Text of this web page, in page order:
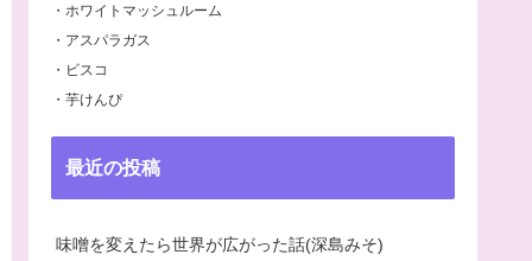
・ホワイトマッシュルーム
・アスパラガス
・ビスコ
・芋けんぴ
最近の投稿
味噌を変えたら世界が広がった話(深島みそ)